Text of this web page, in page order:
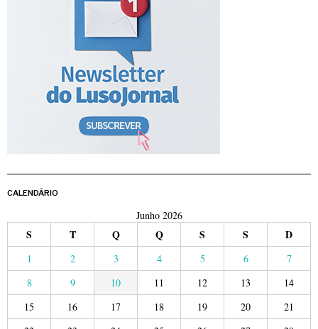
CALENDÁRIO
Junho 2026
S T Q Q S S D
1 2 3 4 5 6
7
8
9 10 11 12 13
14
15
16 17 18 19 20
21